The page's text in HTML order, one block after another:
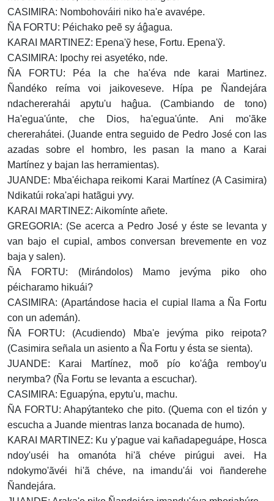
CASIMIRA: Nombohováiri niko ha'e avavépe.
ÑA FORTU: Péichako peẽ sy áĝagua.
KARAI MARTINEZ: Epena'ỹ hese, Fortu. Epena'ỹ.
CASIMIRA: Ipochy rei asyetéko, nde.
ÑA FORTU: Péa la che ha'éva nde karai Martinez.
Ñandéko reíma voi jaikoveseve. Hípa pe Ñandejára
ndachererahái apytu'u haĝua. (Cambiando de tono)
Ha'egua'únte, che Dios, ha'egua'únte. Ani mo'ãke
chererahátei. (Juande entra seguido de Pedro José con las
azadas sobre el hombro, les pasan la mano a Karai
Martínez y bajan las herramientas).
JUANDE: Mba'éichapa reikomi Karai Martínez (A Casimira)
Ndikatúi roka'api hatãgui yvy.
KARAI MARTINEZ: Aikomínte añete.
GREGORIA: (Se acerca a Pedro José y éste se levanta y
van bajo el cupial, ambos conversan brevemente en voz
baja y salen).
ÑA FORTU: (Mirándolos) Mamo jevýma piko oho
péicharamo hikuái?
CASIMIRA: (Apartándose hacia el cupial llama a Ña Fortu
con un ademán).
ÑA FORTU: (Acudiendo) Mba'e jevýma piko reipota?
(Casimira señala un asiento a Ña Fortu y ésta se sienta).
JUANDE: Karai Martínez, moõ pío ko'áĝa remboy'u
nerymba? (Ña Fortu se levanta a escuchar).
CASIMIRA: Eguapýna, epytu'u, machu.
ÑA FORTU: Ahapýtanteko che pito. (Quema con el tizón y
escucha a Juande mientras lanza bocanada de humo).
KARAI MARTINEZ: Ku y'pague vai kañadapeguápe, Hosca
ndoy'uséi ha omanóta hi'ã chéve pirúgui avei. Ha
ndokymo'ãvéi hi'ã chéve, na imandu'ái voi ñanderehe
Ñandejára.